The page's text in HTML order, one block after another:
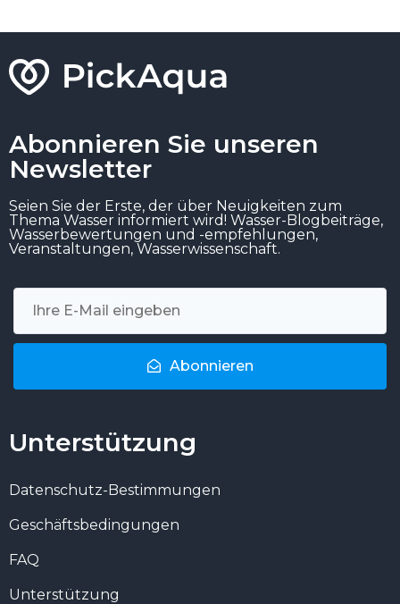
Abonnieren Sie unseren
Newsletter
Seien Sie der Erste, der über Neuigkeiten zum
Thema Wasser informiert wird! Wasser-Blogbeiträge,
Wasserbewertungen und -empfehlungen,
Veranstaltungen, Wasserwissenschaft.
Abonnieren
Unterstützung
Datenschutz-Bestimmungen
Geschäftsbedingungen
FAQ
Unterstützung